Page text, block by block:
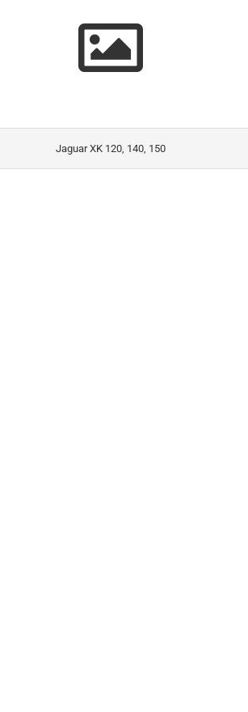
Jaguar XK 120, 140, 150